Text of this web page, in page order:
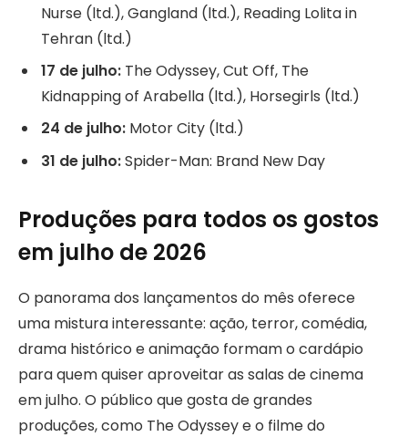
Nurse (ltd.), Gangland (ltd.), Reading Lolita in
Tehran (ltd.)
17 de julho: The Odyssey, Cut Off, The
Kidnapping of Arabella (ltd.), Horsegirls (ltd.)
24 de julho: Motor City (ltd.)
31 de julho:Spider-Man: Brand New Day
Produções para todos os gostos
em julho de 2026
O panorama dos lançamentos do mês oferece
uma mistura interessante: ação, terror, comédia,
drama histórico e animação formam o cardápio
para quem quiser aproveitar as salas de cinema
em julho. O público que gosta de grandes
produções, como The Odyssey e o filme do